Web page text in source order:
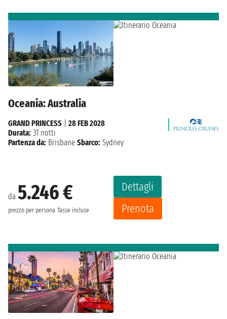
Oceania: Australia
da 5.246 €
prezzo per persona Tasse incluse
Dettagli
Prenota
GRAND PRINCESS
28 FEB 2028
Durata: 31 notti
Partenza da: Brisbane Sbarco: Sydney